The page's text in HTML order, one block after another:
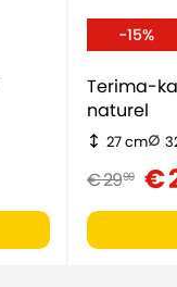
-15%
Terima-
naturel
27 cm
€ 2999 €